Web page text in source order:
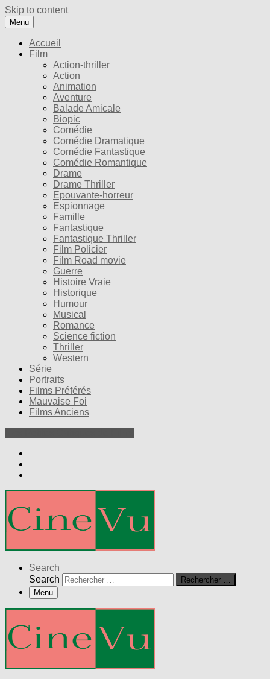
Skip to content
Menu
Accueil
Film
Action-thriller
Action
Animation
Aventure
Balade Amicale
Biopic
Comédie
Comédie Dramatique
Comédie Fantastique
Comédie Romantique
Drame
Drame Thriller
Epouvante-horreur
Espionnage
Famille
Fantastique
Fantastique Thriller
Film Policier
Film Road movie
Guerre
Histoire Vraie
Historique
Humour
Musical
Romance
Science fiction
Thriller
Western
Série
Portraits
Films Préférés
Mauvaise Foi
Films Anciens
Search
Search
Rechercher …
Menu